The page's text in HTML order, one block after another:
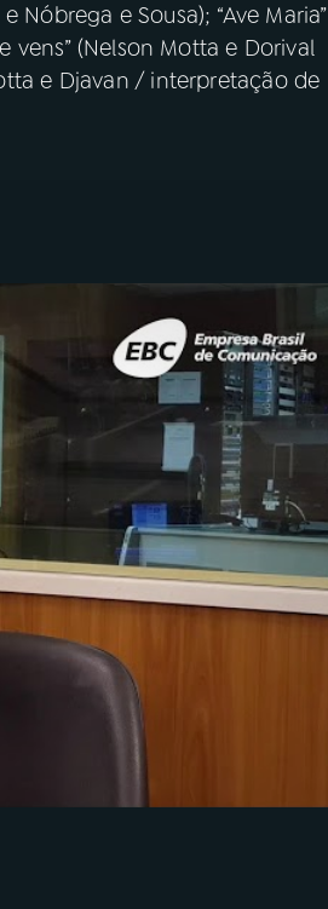
Nóbrega e Sousa); “Ave Maria”
vens” (Nelson Motta e Dorival
e Djavan / interpretação de